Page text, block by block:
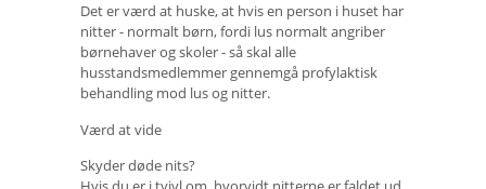
Det er værd at huske, at hvis en person i huset har
nitter - normalt børn, fordi lus normalt angriber
børnehaver og skoler - så skal alle
husstandsmedlemmer gennemgå profylaktisk
behandling mod lus og nitter.
Værd at vide
Skyder døde nits?